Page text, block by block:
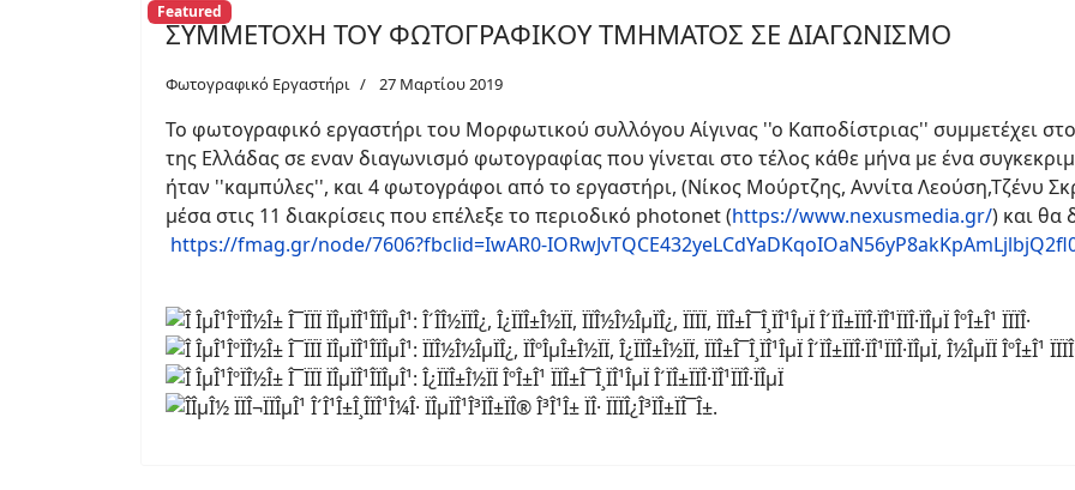
Featured
ΣΥΜΜΕΤΟΧΗ ΤΟΥ ΦΩΤΟΓΡΑΦΙΚΟΥ ΤΜΗΜΑΤΟΣ ΣΕ ΔΙΑΓΩΝΙΣΜΟ
Φωτογραφικό Εργαστήρι 27 Μαρτίου 2019
Το φωτογραφικό εργαστήρι του Μορφωτικού συλλόγου Αίγινας ''ο Καποδίστριας'' συμμετέχει
της Ελλάδας σε εναν διαγωνισμό φωτογραφίας που γίνεται στο τέλος κάθε μήνα με ένα
ήταν ''καμπύλες'', και 4 φωτογράφοι από το εργαστήρι, (Νίκος Μούρτζης, Αννίτα Λεούση,Τζένυ
μέσα στις 11 διακρίσεις που επέλεξε το περιοδικό photonet (https://www.nexusmedia.gr/) και θα
https://fmag.gr/node/7606?fbclid=IwAR0-